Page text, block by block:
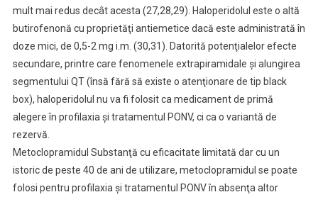
mult mai redus decât acesta (27,28,29). Haloperidolul este o altă
butirofenonă cu proprietăţi antiemetice dacă este administrată în
doze mici, de 0,5-2 mg i.m. (30,31). Datorită potenţialelor efecte
secundare, printre care fenomenele extrapiramidale şi alungirea
segmentului QT (însă fără să existe o atenţionare de tip black
box), haloperidolul nu va fi folosit ca medicament de primă
alegere în profilaxia şi tratamentul PONV, ci ca o variantă de
rezervă.
Metoclopramidul Substanţă cu eficacitate limitată dar cu un
istoric de peste 40 de ani de utilizare, metoclopramidul se poate
folosi pentru profilaxia şi tratamentul PONV în absenţa altor